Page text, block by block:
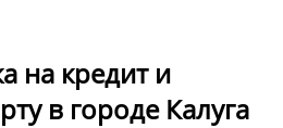
на кредит и
в городе Калуга